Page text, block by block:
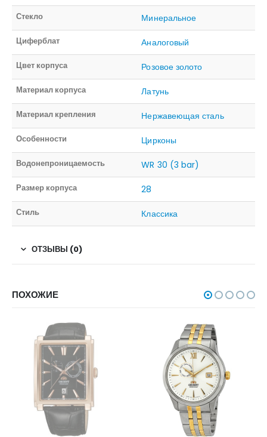
Стекло Минеральное
Циферблат Аналоговый
Цвет корпуса Розовое золото
Материал корпуса Латунь
Материал крепления Нержавеющая сталь
Особенности Цирконы
Водонепроницаемость WR 30 (3 bar)
Размер корпуса 28
Стиль Классика
ОТЗЫВЫ (0)
ПОХОЖИЕ
НЕТ В НАЛИЧИИ